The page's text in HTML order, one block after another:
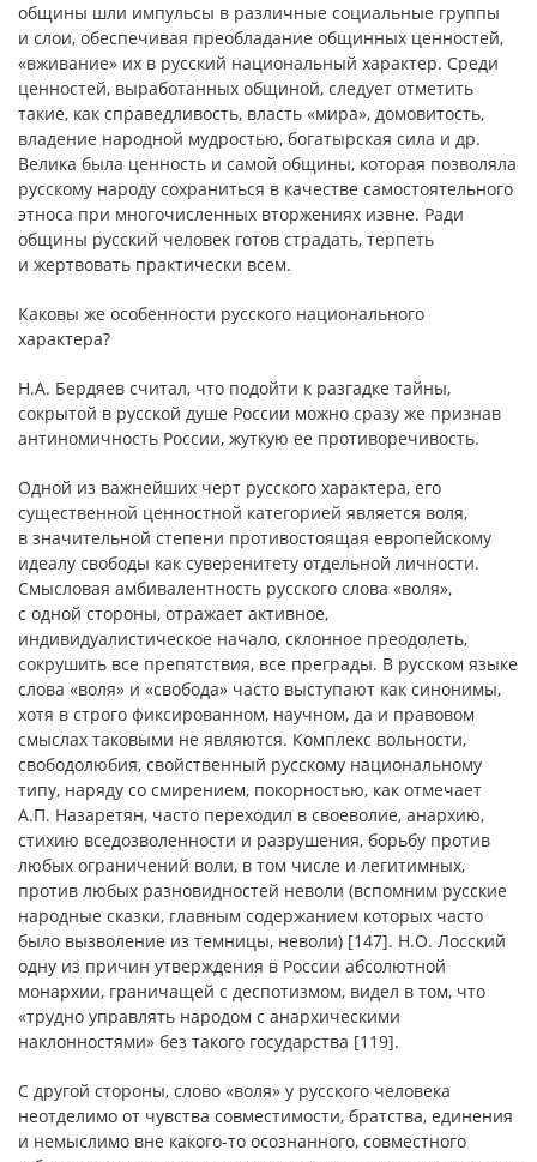
общины шли импульсы в различные социальные группы
и слои, обеспечивая преобладание общинных ценностей,
«вживание» их в русский национальный характер. Среди
ценностей, выработанных общиной, следует отметить
такие, как справедливость, власть «мира», домовитость,
владение народной мудростью, богатырская сила и др.
Велика была ценность и самой общины, которая позволяла
русскому народу сохраниться в качестве самостоятельного
этноса при многочисленных вторжениях извне. Ради
общины русский человек готов страдать, терпеть
и жертвовать практически всем.
Каковы же особенности русского национального
характера?
Н.А. Бердяев считал, что подойти к разгадке тайны,
сокрытой в русской душе России можно сразу же признав
антиномичность России, жуткую ее противоречивость.
Одной из важнейших черт русского характера, его
существенной ценностной категорией является воля,
в значительной степени противостоящая европейскому
идеалу свободы как суверенитету отдельной личности.
Смысловая амбивалентность русского слова «воля»,
с одной стороны, отражает активное,
индивидуалистическое начало, склонное преодолеть,
сокрушить все препятствия, все преграды. В русском языке
слова «воля» и «свобода» часто выступают как синонимы,
хотя в строго фиксированном, научном, да и правовом
смыслах таковыми не являются. Комплекс вольности,
свободолюбия, свойственный русскому национальному
типу, наряду со смирением, покорностью, как отмечает
А.П. Назаретян, часто переходил в своеволие, анархию,
стихию вседозволенности и разрушения, борьбу против
любых ограничений воли, в том числе и легитимных,
против любых разновидностей неволи (вспомним русские
народные сказки, главным содержанием которых часто
было вызволение из темницы, неволи) [147]. Н.О. Лосский
одну из причин утверждения в России абсолютной
монархии, граничащей с деспотизмом, видел в том, что
«трудно управлять народом с анархическими
наклонностями» без такого государства [119].
С другой стороны, слово «воля» у русского человека
неотделимо от чувства совместимости, братства, единения
и немыслимо вне какого-то осознанного, совместного